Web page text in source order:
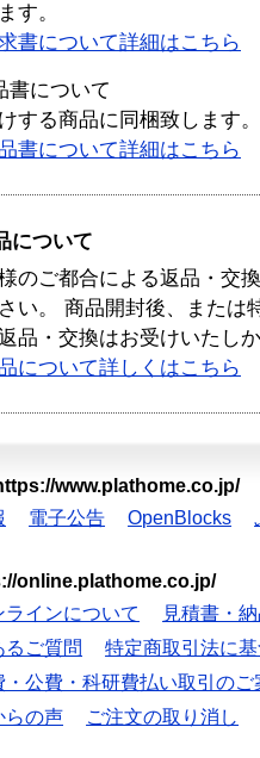
す。
書について詳細はこちら
書について
する商品に同梱致します。
書について詳細はこちら
について
のご都合による返品・交
い。 商品開封後、または
品・交換はお受けいたし
について詳しくはこちら
www.plathome.co.jp/
電子公告 OpenBlocks
online.plathome.co.jp/
インについて
見積書・
るご質問
特定商取引法に
・公費・科研費払い取引のご
らの声 ご注文の取り消し